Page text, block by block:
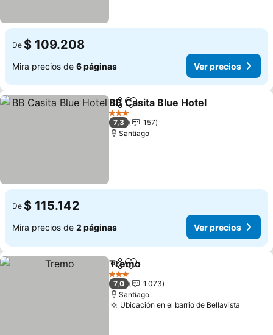
De $ 109.208
Mira precios de 6 páginas Ver precios
CompartirAgregar a favoritos
BB Casita Blue Hotel
3 Estrellas
7,3
157
Santiago
De $ 115.142
Mira precios de 2 páginas Ver precios
CompartirAgregar a favoritos
Tremo
3 Estrellas
7,0
1.073
Santiago
Ubicación en el barrio de Bellavista